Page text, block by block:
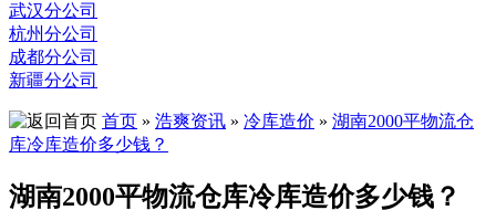
武汉分公司
杭州分公司
成都分公司
新疆分公司
首页 » 浩爽资讯 » 冷库造价 » 湖南2000平物流仓
库冷库造价多少钱？
湖南2000平物流仓库冷库造价多少钱？